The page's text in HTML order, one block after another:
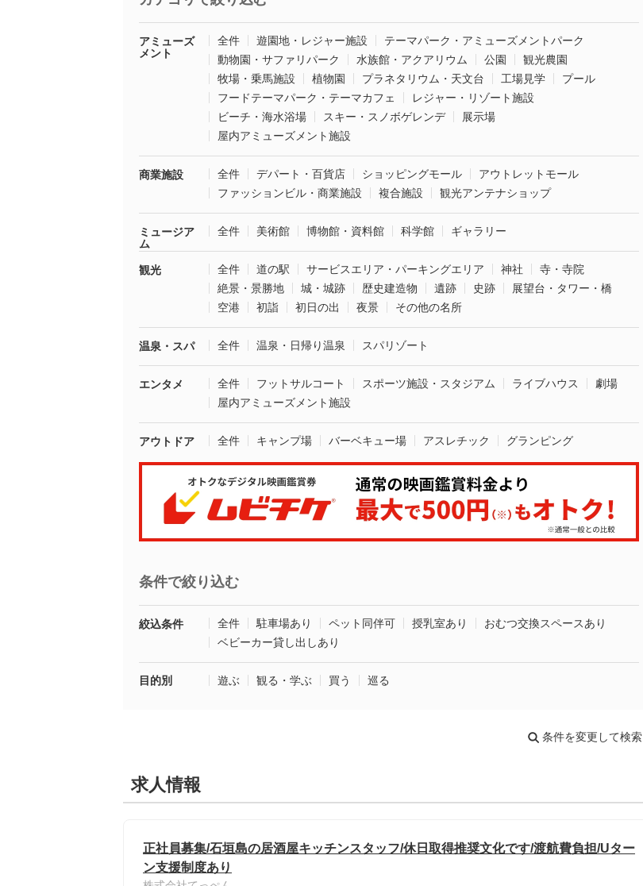
アミューズ
メント
全件 遊園地・レジャー施設
テーマパーク・アミューズメントパーク
動物園・サファリパーク
水族館・アクアリウム 公園
観光農園
牧場・乗馬施設
植物園 プラネタリウム・天文台 工場見学
プール
フードテーマパーク・テーマカフェ
レジャー・リゾート施設
ビーチ・海水浴場
スキー・スノボゲレンデ
展示場
屋内アミューズメント施設
商業施設 全件 デパート・百貨店 ショッピングモール
アウトレットモール
ファッションビル・商業施設
複合施設 観光アンテナショップ
ミュージア
ム
全件 美術館 博物館・資料館 科学館 ギャラリー
観光 全件 道の駅 サービスエリア・パーキングエリア 神社
寺・寺院
絶景・景勝地
城・城跡 歴史建造物 遺跡 史跡
展望台・タワー・橋
空港
初詣 初日の出 夜景 その他の名所
温泉・スパ 全件 温泉・日帰り温泉 スパリゾート
エンタメ 全件 フットサルコート スポーツ施設・スタジアム ライブハウス
劇場
屋内アミューズメント施設
アウトドア 全件 キャンプ場 バーベキュー場 アスレチック グランピング
条件で絞り込む
絞込条件 全件 駐車場あり ペット同伴可 授乳室あり
おむつ交換スペースあり
ベビーカー貸し出しあり
目的別 遊ぶ 観る・学ぶ 買う 巡る
条件を変更して検索
求人情報
正社員募集/石垣島の居酒屋キッチンスタッフ/休日取得推奨文化です/渡航費負担/Uター
ン支援制度あり